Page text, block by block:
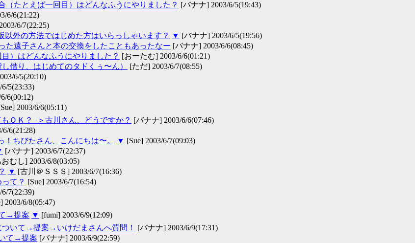
（たとえば一回目）はどんなふうにやりました？ [バナナ] 2003/6/5(19:43)
6/6(21:22)
6/7(22:25)
外の方法ではじめた方はいらっしゃいます？ ▼ [バナナ] 2003/6/5(19:56)
た遠子さんと本の交換をしたこともあったなー [バナナ] 2003/6/6(08:45)
）はどんなふうにやりました？ [おーたむ] 2003/6/6(01:21)
借り、はじめてのタドくぅ〜ん） [ただ] 2003/6/7(08:55)
6/5(20:10)
5(23:33)
6(00:12)
2003/6/6(05:11)
ＯＫ？−＞古川さん、どうですか？ [バナナ] 2003/6/6(07:46)
6(21:28)
ちびたさん、こんにちは〜。 ▼ [Sue] 2003/6/7(09:03)
[バナナ] 2003/6/7(22:37)
むし] 2003/6/8(03:05)
▼ [古川＠ＳＳＳ] 2003/6/7(16:36)
て？ [Sue] 2003/6/7(16:54)
7(22:39)
2003/6/8(05:47)
→提案 ▼ [fumi] 2003/6/9(12:09)
ついて→提案→いけだまさんへ質問！ [バナナ] 2003/6/9(17:31)
て→提案 [バナナ] 2003/6/9(22:59)